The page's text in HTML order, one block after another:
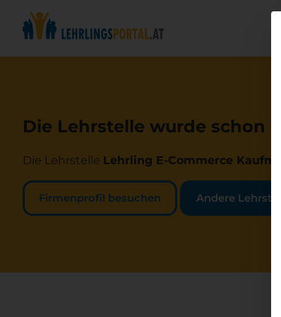
Die Lehrstelle wurde schon
Die Lehrstelle Lehrling E-Commerce
Firmenprofil besuchen Andere